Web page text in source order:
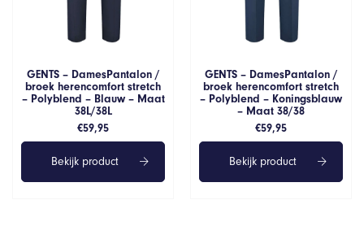
GENTS – DamesPantalon /
broek herencomfort stretch
– Polyblend – Blauw – Maat
38L/38L
€59,95
Bekijk product
GENTS – DamesPantalon /
broek herencomfort stretch
– Polyblend – Koningsblauw
– Maat 38/38
€59,95
Bekijk product